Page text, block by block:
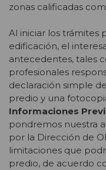
zonas calificadas
Al iniciar los trámites
edificación, el
antecedentes, tales
profesionales
declaración simple
predio y una
Informaciones
pondremos nuestra
por la Dirección de
limitaciones que
predio, de acuerdo